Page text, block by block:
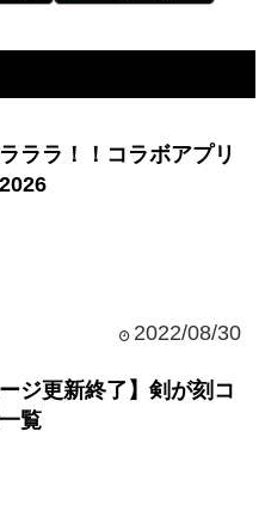
ララ！！コラボアプリ
2022/08/30
ージ更新終了】剣が刻コ
覧